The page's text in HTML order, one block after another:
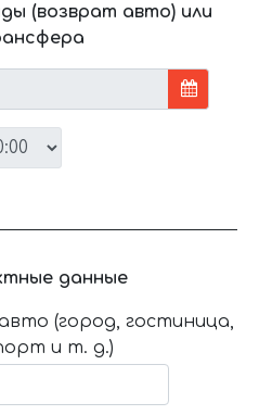
(возврат авто) или
данные
(город, гостиница,
и т. д.)